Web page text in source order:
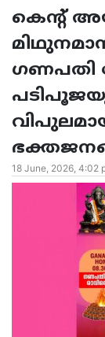
കെന്റ്
ഗണപതി
18 June, 2026, 4:02